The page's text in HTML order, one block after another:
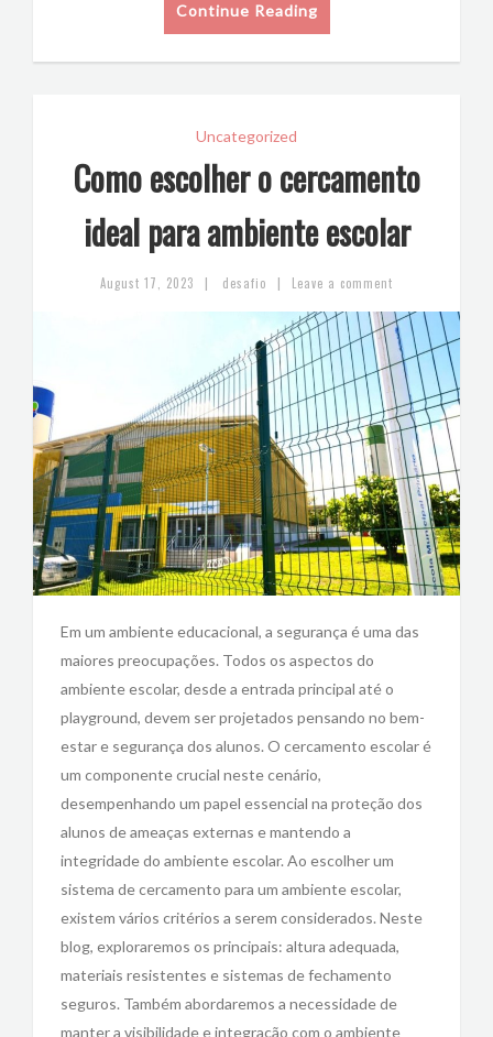
Continue Reading
Uncategorized
Como escolher o cercamento
ideal para ambiente escolar
August 17, 2023 | desafio | Leave a comment
Em um ambiente educacional, a segurança é uma das
maiores preocupações. Todos os aspectos do
ambiente escolar, desde a entrada principal até o
playground, devem ser projetados pensando no bem-
estar e segurança dos alunos. O cercamento escolar é
um componente crucial neste cenário,
desempenhando um papel essencial na proteção dos
alunos de ameaças externas e mantendo a
integridade do ambiente escolar. Ao escolher um
sistema de cercamento para um ambiente escolar,
existem vários critérios a serem considerados. Neste
blog, exploraremos os principais: altura adequada,
materiais resistentes e sistemas de fechamento
seguros. Também abordaremos a necessidade de
manter a visibilidade e integração com o ambiente